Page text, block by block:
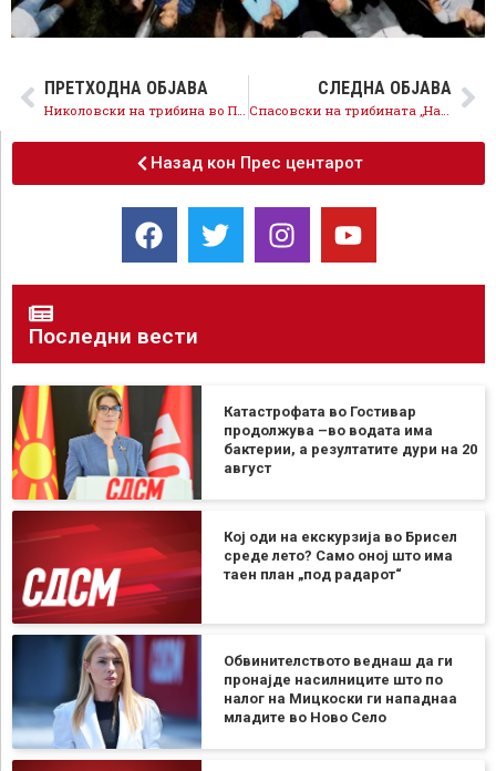
ПРЕТХОДНА ОБЈАВА
Николовски на трибина во Пробиштип: И анкетите потврдуваат, „Најдоброто“ е во СДСМ
СЛЕДНА ОБЈАВА
Спасовски на трибината „Најдоброто за нашата општина“: Ќе ги отвориме преговорите за членство на ЕУ и ќе станеме дел од Унијата како Македонци, кои говорат македонски јазик
Назад кон Прес центарот
Последни вести
Катастрофата во Гостивар
продолжува –во водата има
бактерии, а резултатите дури на 20
август
Кој оди на екскурзија во Брисел
среде лето? Само оној што има
таен план „под радарот“
Обвинителството веднаш да ги
пронајде насилниците што по
налог на Мицкоски ги нападнаа
младите во Ново Село